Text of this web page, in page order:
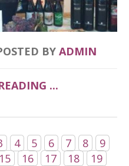
BY ADMIN
...
4 5 6 7 8
9
15 16 17 18
19